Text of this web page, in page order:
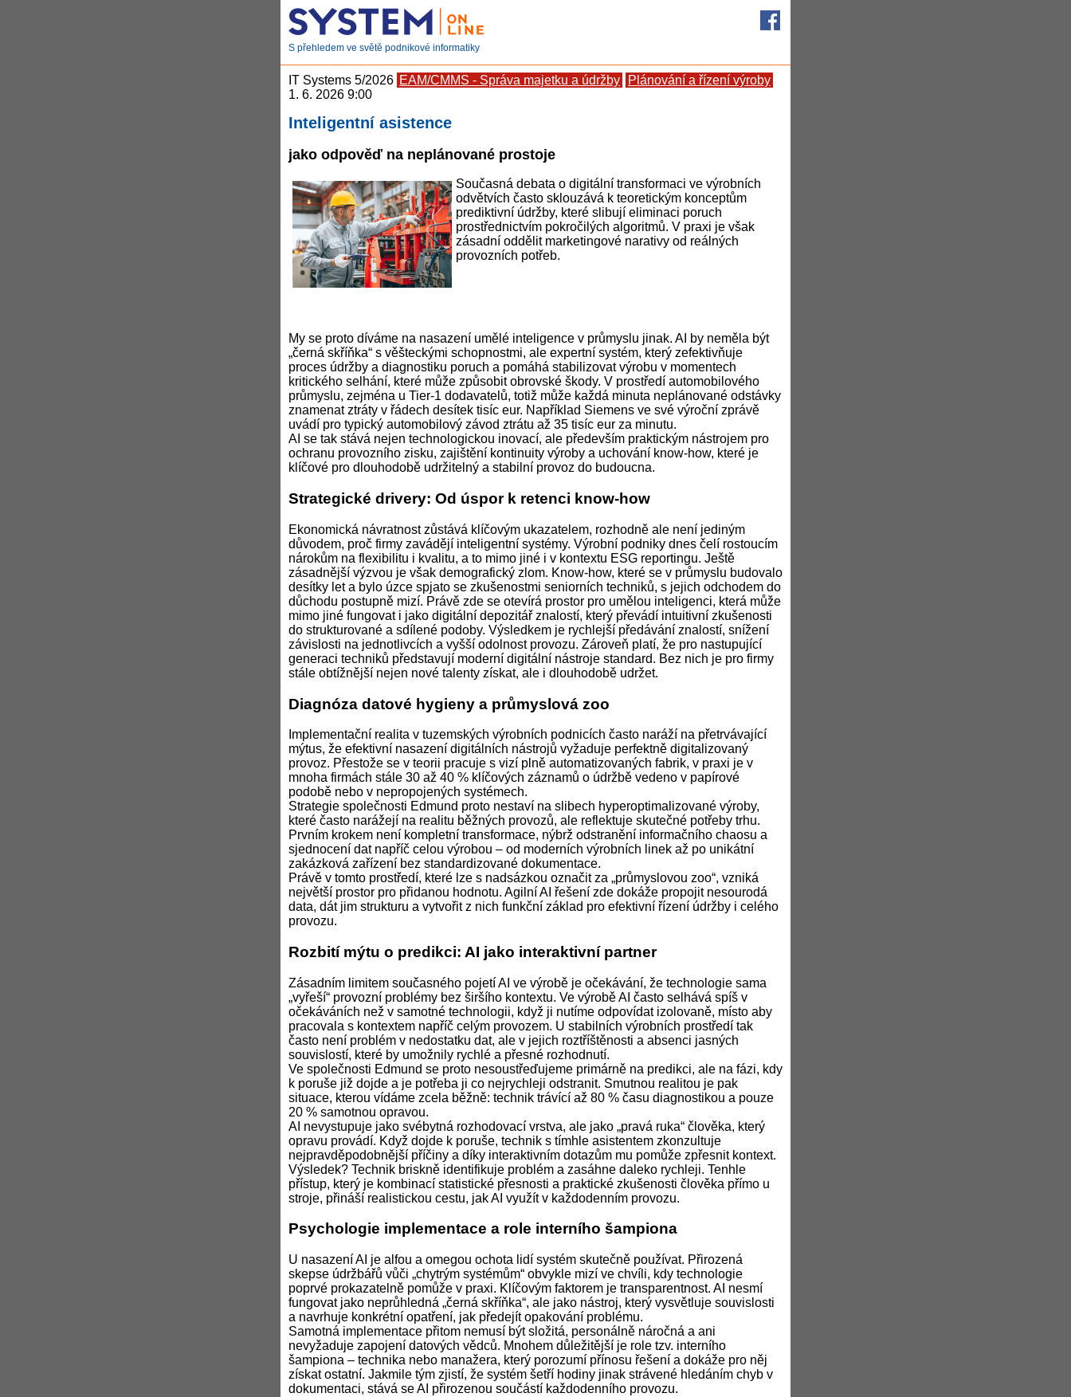
S přehledem ve světě podnikové informatiky
IT Systems 5/2026 EAM/CMMS - Správa majetku a údržby
Plánování a řízení výroby
1. 6. 2026 9:00
Inteligentní asistence
jako odpověď na neplánované prostoje
Současná debata o digitální transformaci ve výrobních
odvětvích často sklouzává k teoretickým konceptům
prediktivní údržby, které slibují eliminaci poruch
prostřednictvím pokročilých algoritmů. V praxi je však
zásadní oddělit marketingové narativy od reálných
provozních potřeb.
My se proto díváme na nasazení umělé inteligence v průmyslu jinak. AI by neměla být
„černá skříňka“ s věšteckými schopnostmi, ale expertní systém, který zefektivňuje
proces údržby a diagnostiku poruch a pomáhá stabilizovat výrobu v momentech
kritického selhání, které může způsobit obrovské škody. V prostředí automobilového
průmyslu, zejména u Tier-1 dodavatelů, totiž může každá minuta neplánované odstávky
znamenat ztráty v řádech desítek tisíc eur. Například Siemens ve své výroční zprávě
uvádí pro typický automobilový závod ztrátu až 35 tisíc eur za minutu.
AI se tak stává nejen technologickou inovací, ale především praktickým nástrojem pro
ochranu provozního zisku, zajištění kontinuity výroby a uchování know-how, které je
klíčové pro dlouhodobě udržitelný a stabilní provoz do budoucna.
Strategické drivery: Od úspor k retenci know-how
Ekonomická návratnost zůstává klíčovým ukazatelem, rozhodně ale není jediným
důvodem, proč firmy zavádějí inteligentní systémy. Výrobní podniky dnes čelí rostoucím
nárokům na flexibilitu i kvalitu, a to mimo jiné i v kontextu ESG reportingu. Ještě
zásadnější výzvou je však demografický zlom. Know-how, které se v průmyslu budovalo
desítky let a bylo úzce spjato se zkušenostmi seniorních techniků, s jejich odchodem do
důchodu postupně mizí. Právě zde se otevírá prostor pro umělou inteligenci, která může
mimo jiné fungovat i jako digitální depozitář znalostí, který převádí intuitivní zkušenosti
do strukturované a sdílené podoby. Výsledkem je rychlejší předávání znalostí, snížení
závislosti na jednotlivcích a vyšší odolnost provozu. Zároveň platí, že pro nastupující
generaci techniků představují moderní digitální nástroje standard. Bez nich je pro firmy
stále obtížnější nejen nové talenty získat, ale i dlouhodobě udržet.
Diagnóza datové hygieny a průmyslová zoo
Implementační realita v tuzemských výrobních podnicích často naráží na přetrvávající
mýtus, že efektivní nasazení digitálních nástrojů vyžaduje perfektně digitalizovaný
provoz. Přestože se v teorii pracuje s vizí plně automatizovaných fabrik, v praxi je v
mnoha firmách stále 30 až 40 % klíčových záznamů o údržbě vedeno v papírové
podobě nebo v nepropojených systémech.
Strategie společnosti Edmund proto nestaví na slibech hyperoptimalizované výroby,
které často narážejí na realitu běžných provozů, ale reflektuje skutečné potřeby trhu.
Prvním krokem není kompletní transformace, nýbrž odstranění informačního chaosu a
sjednocení dat napříč celou výrobou – od moderních výrobních linek až po unikátní
zakázková zařízení bez standardizované dokumentace.
Právě v tomto prostředí, které lze s nadsázkou označit za „průmyslovou zoo“, vzniká
největší prostor pro přidanou hodnotu. Agilní AI řešení zde dokáže propojit nesourodá
data, dát jim strukturu a vytvořit z nich funkční základ pro efektivní řízení údržby i celého
provozu.
Rozbití mýtu o predikci: AI jako interaktivní partner
Zásadním limitem současného pojetí AI ve výrobě je očekávání, že technologie sama
„vyřeší“ provozní problémy bez širšího kontextu. Ve výrobě AI často selhává spíš v
očekáváních než v samotné technologii, když ji nutíme odpovídat izolovaně, místo aby
pracovala s kontextem napříč celým provozem. U stabilních výrobních prostředí tak
často není problém v nedostatku dat, ale v jejich roztříštěnosti a absenci jasných
souvislostí, které by umožnily rychlé a přesné rozhodnutí.
Ve společnosti Edmund se proto nesoustřeďujeme primárně na predikci, ale na fázi, kdy
k poruše již dojde a je potřeba ji co nejrychleji odstranit. Smutnou realitou je pak
situace, kterou vídáme zcela běžně: technik trávící až 80 % času diagnostikou a pouze
20 % samotnou opravou.
AI nevystupuje jako svébytná rozhodovací vrstva, ale jako „pravá ruka“ člověka, který
opravu provádí. Když dojde k poruše, technik s tímhle asistentem zkonzultuje
nejpravděpodobnější příčiny a díky interaktivním dotazům mu pomůže zpřesnit kontext.
Výsledek? Technik briskně identifikuje problém a zasáhne daleko rychleji. Tenhle
přístup, který je kombinací statistické přesnosti a praktické zkušenosti člověka přímo u
stroje, přináší realistickou cestu, jak AI využít v každodenním provozu.
Psychologie implementace a role interního šampiona
U nasazení AI je alfou a omegou ochota lidí systém skutečně používat. Přirozená
skepse údržbářů vůči „chytrým systémům“ obvykle mizí ve chvíli, kdy technologie
poprvé prokazatelně pomůže v praxi. Klíčovým faktorem je transparentnost. AI nesmí
fungovat jako neprůhledná „černá skříňka“, ale jako nástroj, který vysvětluje souvislosti
a navrhuje konkrétní opatření, jak předejít opakování problému.
Samotná implementace přitom nemusí být složitá, personálně náročná a ani
nevyžaduje zapojení datových vědců. Mnohem důležitější je role tzv. interního
šampiona – technika nebo manažera, který porozumí přínosu řešení a dokáže pro něj
získat ostatní. Jakmile tým zjistí, že systém šetří hodiny jinak strávené hledáním chyb v
dokumentaci, stává se AI přirozenou součástí každodenního provozu.